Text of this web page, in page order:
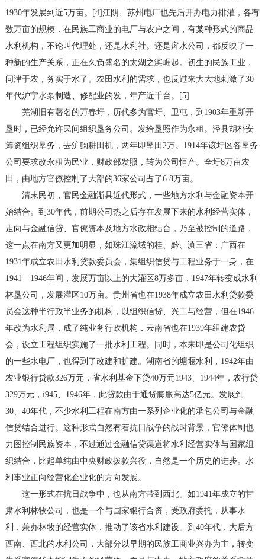
1930年发展到近5万亩。[4]江阴、苏州电厂也先后开办电力排灌，各有
数万亩的规模．在民族工商业的电厂与农户之间，有某种形式的商品
水利机构，不论叫代理处，还是水利社。还是戽水公司，都反映了一
种新的生产关系，正在久负盛名的太湖之滨崛起。初生的民族工业，
问津于农，务实于水了。农田水利的需求，也反过来大大地刺激了30
年代沪宁水泵制造、修配业的发，年产近千台。[5]
芜湖旧有著名的万春圩，历代多为官圩、卫屯，到1903年重新开
垦时，已经允许民间组织垦务公司。发给垦照作为永租。泾县胡朴安
筹资组织垦务，去沪购耕田机，两年即垦田2万。1914年该圩区各垦务
公司要求改永租为民业，财政部发照，转为公司恒产。全圩8万亩农
田，由地方官僚控制了大部的36家公司占了6.8万亩。
清末民初，官民金融渐具近代形式，一些地方水利与金融资本开
始结合。到30年代，前期公司热之后存在发展下来的水利经营实体，
走向与金融信贷、官僚资本及地方水政相结合，乃至被控制的道路，
这一点在南方又更加明显，如珠江流域的桂、黔、滇三省：广西在
1931年成立农田水利贷款委员会，集组织信贷与工程业务于一身，在
1941—1946年间，发展万亩以上的大灌区8万多亩，1947年转变成水利
林垦公司，发展灌区10万亩。贵州省也在1938年成立农田水利贷款委
员会这种半行政半业务的机构，以组织信贷、兴工与经营，但在1946
年改为水利局，成了纯业务行政机构．云南省也在1939年组建农贷
会，设立工程组织实施了一批水利工程。同时，本来即是公司化组织
的一些水电厂，也得到了改建和扩建。湖南省的塘堰水利，1942年由
农业银行贷款326万元，省水利基金下贷40万元1943、1944年，农行贷
329万元，i945、1946年，此贷款由于通贷膨胀高达5亿元。发展到
30、40年代，不少水利工程在南方由一系列企业化的承包公司与金融
信贷结合进行。这种形式自然有着抗日战争的战时背景，官僚体制也
力图控制民族资本，不过通过金融信贷渠道将水利经营实体与国家组
织结合，比起单纯由中央财政拨款兴役，自然是一个历史的进步。水
利事业正向经营化企业化的方向发展。
这一形式在抗日战争中，也从南方带到西北。如1941年成立的甘
肃水利林牧公司，也是一个与国家银行合资，受政府委托，从事水
利，兼办林牧的经营实体，推动了该省水利建设。到40年代，大后方
西南、西北的水利公司，大部分以早期的民族工商业兴办为主，转变